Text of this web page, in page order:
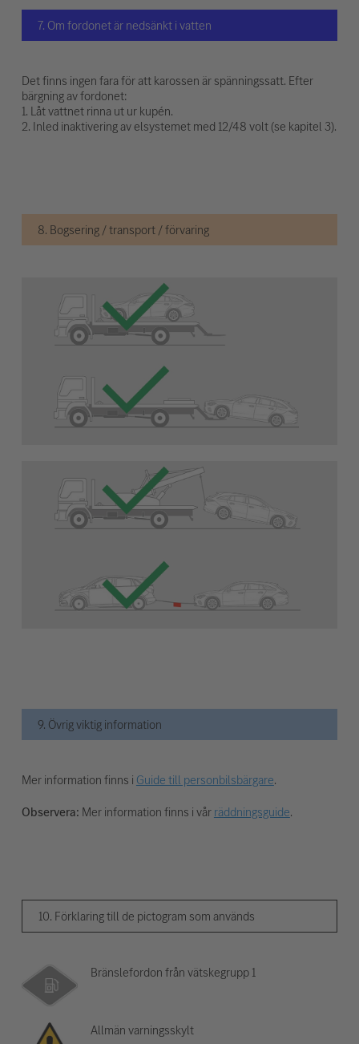
7. Om fordonet är nedsänkt i vatten
Det finns ingen fara för att karossen är spänningssatt. Efter
bärgning av fordonet:
1. Låt vattnet rinna ut ur kupén.
2. Inled inaktivering av elsystemet med 12/48 volt (se kapitel 3).
8. Bogsering / transport / förvaring
9. Övrig viktig information
Mer information finns i Guide till personbilsbärgare.
Observera: Mer information finns i vårräddningsguide.
10. Förklaring till de pictogram som används
Bränslefordon från vätskegrupp 1
Allmän varningsskylt